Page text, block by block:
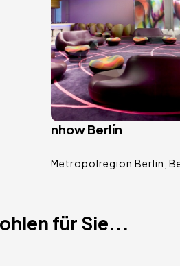
nhow Berlín
Metropolregion Berlin
für Sie...